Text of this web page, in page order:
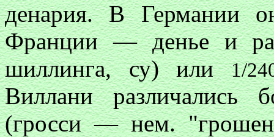
денария. В Германии
Франции — денье и
шиллинга, су) или1/
Виллани различались
(гросси — нем.